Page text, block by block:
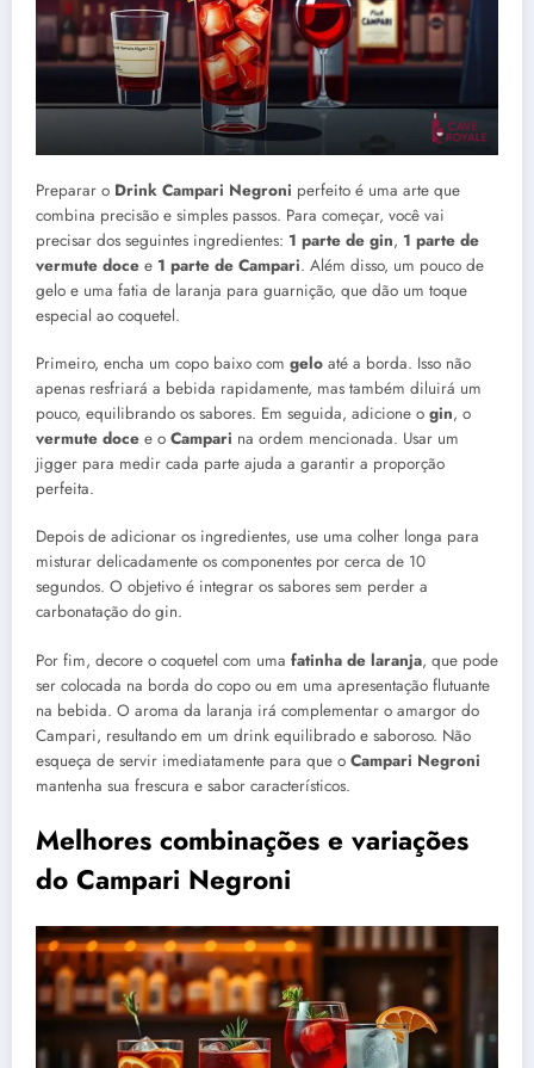
Preparar o Drink Campari Negroni perfeito é uma arte que
combina precisão e simples passos. Para começar, você vai
precisar dos seguintes ingredientes: 1 parte de gin, 1 parte de
vermute doce e 1 parte de Campari. Além disso, um pouco de
gelo e uma fatia de laranja para guarnição, que dão um toque
especial ao coquetel.
Primeiro, encha um copo baixo com gelo até a borda. Isso não
apenas resfriará a bebida rapidamente, mas também diluirá um
pouco, equilibrando os sabores. Em seguida, adicione o gin, o
vermute doce e o Campari na ordem mencionada. Usar um
jigger para medir cada parte ajuda a garantir a proporção
perfeita.
Depois de adicionar os ingredientes, use uma colher longa para
misturar delicadamente os componentes por cerca de 10
segundos. O objetivo é integrar os sabores sem perder a
carbonatação do gin.
Por fim, decore o coquetel com uma fatinha de laranja, que pode
ser colocada na borda do copo ou em uma apresentação flutuante
na bebida. O aroma da laranja irá complementar o amargor do
Campari, resultando em um drink equilibrado e saboroso. Não
esqueça de servir imediatamente para que o Campari Negroni
mantenha sua frescura e sabor característicos.
Melhores combinações e variações
do Campari Negroni